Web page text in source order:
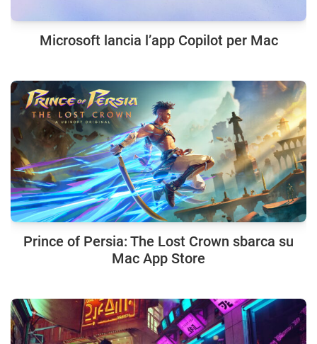
Microsoft lancia l’app Copilot per Mac
Prince of Persia: The Lost Crown sbarca su
Mac App Store